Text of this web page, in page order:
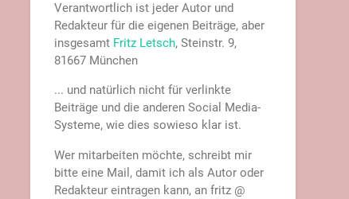
Verantwortlich ist jeder Autor und
Redakteur für die eigenen Beiträge, aber
insgesamt Fritz Letsch, Steinstr. 9,
81667 München
... und natürlich nicht für verlinkte
Beiträge und die anderen Social Media-
Systeme, wie dies sowieso klar ist.
Wer mitarbeiten möchte, schreibt mir
bitte eine Mail, damit ich als Autor oder
Redakteur eintragen kann, an fritz @